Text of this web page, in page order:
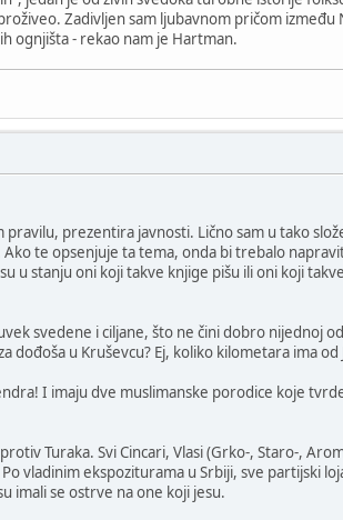
Zadivljen sam ljubavnom pričom između
ognjišta - rekao nam je Hartman.
prezentira javnosti. Lično sam u tako
te opsenjuje ta tema, onda bi trebalo
u stanju oni koji takve knjige pišu ili oni koji
svedene i ciljane, što ne čini dobro nijednoj
dođoša u Kruševcu? Ej, koliko kilometara ima od
I imaju dve muslimanske porodice koje
Turaka. Svi Cincari, Vlasi (Grko-, Staro-,
vladinim ekspoziturama u Srbiji, sve partijski
imali se ostrve na one koji jesu.